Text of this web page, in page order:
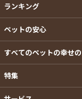
ランキング
ペットの安心
すべてのペットの幸せ
特集